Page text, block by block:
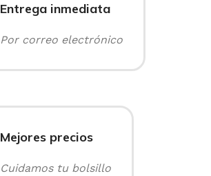
Entrega inmediata
Por correo electrónico
Mejores precios
Cuidamos tu bolsillo